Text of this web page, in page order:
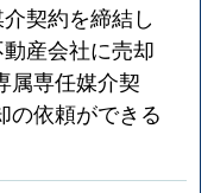
契約を締結し
産会社に売却
属専任媒介契
の依頼ができる